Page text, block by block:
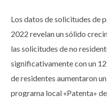
Los datos de solicitudes de
2022 revelan un sólido
las solicitudes de no
significativamente con un
de residentes aumentaron
programa local «Patenta»